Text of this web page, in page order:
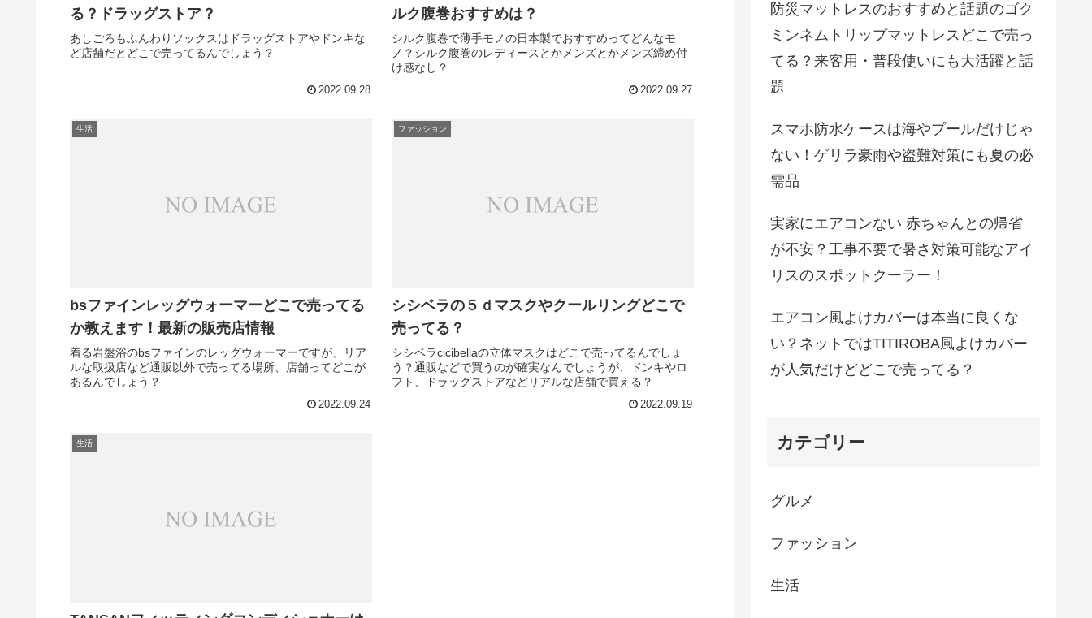
る？ドラッグストア？
あしごろもふんわりソックスはドラッグストアやドンキな
ど店舗だとどこで売ってるんでしょう？
2022.09.28
ルク腹巻おすすめは？
シルク腹巻で薄手モノの日本製でおすすめってどんなモ
ノ？シルク腹巻のレディースとかメンズとかメンズ締め付
け感なし？
2022.09.27
生活
bsファインレッグウォーマーどこで売ってる
か教えます！最新の販売店情報
着る岩盤浴のbsファインのレッグウォーマーですが、リア
ルな取扱店など通販以外で売ってる場所、店舗ってどこが
あるんでしょう？
2022.09.24
ファッション
シシベラの５ｄマスクやクールリングどこで
売ってる？
シシベラcicibellaの立体マスクはどこで売ってるんでしょ
う？通販などで買うのが確実なんでしょうが、ドンキやロ
フト、ドラッグストアなどリアルな店舗で買える？
2022.09.19
生活
防災マットレスのおすすめと話題のゴク
ミンネムトリップマットレスどこで売っ
てる？来客用・普段使いにも大活躍と話
題
スマホ防水ケースは海やプールだけじゃ
ない！ゲリラ豪雨や盗難対策にも夏の必
需品
実家にエアコンない 赤ちゃんとの帰省
が不安？工事不要で暑さ対策可能なアイ
リスのスポットクーラー！
エアコン風よけカバーは本当に良くな
い？ネットではTITIROBA風よけカバー
が人気だけどどこで売ってる？
カテゴリー
グルメ
ファッション
生活